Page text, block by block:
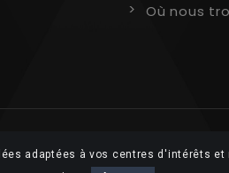
Où nous
adaptées à vos centres d'intérêts